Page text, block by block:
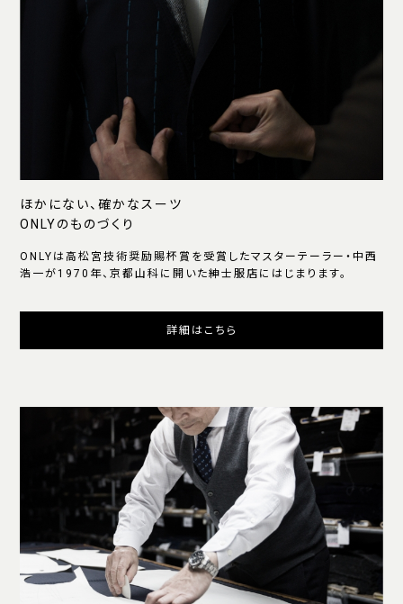
ほかにない、確かなスーツ
ONLYのものづくり
ONLYは高松宮技術奨励賜杯賞を受賞したマスターテーラー・中西
浩一が1970年、京都山科に開いた紳士服店にはじまります。
詳細はこちら